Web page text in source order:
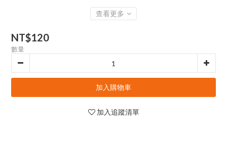
查看更多
NT$120
數量
加入購物車
加入追蹤清單